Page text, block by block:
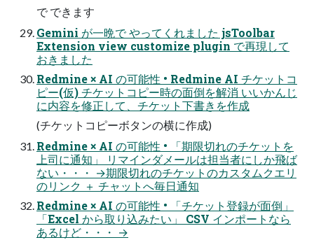
で できます
Gemini が一晩で やってくれました jsToolbar
Extension view customize plugin で再現して
おきました
Redmine × AI の可能性 • Redmine AI チケットコ
ピー(仮) チケットコピー時の面倒を解消 いいかんじ
に内容を修正して、チケット下書きを作成
(チケットコピーボタンの横に作成)
Redmine × AI の可能性 • 「期限切れのチケットを
上司に通知」 リマインダメールは担当者にしか飛ば
ない・・・ →期限切れのチケットのカスタムクエリ
のリンク ＋ チャットへ毎日通知
Redmine × AI の可能性 • 「チケット登録が面倒」
「Excel から取り込みたい」 CSV インポートなら
あるけど・・・ →